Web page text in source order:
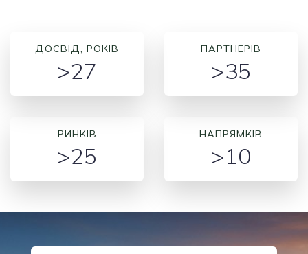
ДОСВІД, РОКІВ
>27
ПАРТНЕРІВ
>35
РИНКІВ
>25
НАПРЯМКІВ
>10